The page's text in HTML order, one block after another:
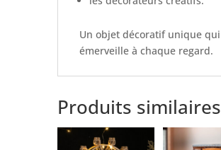
Un objet décoratif unique qui
émerveille à chaque regard.
Produits similaires